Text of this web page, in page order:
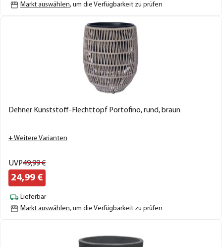
Markt auswählen, um die Verfügbarkeit zu prüfen
Dehner Kunststoff-Flechttopf Portofino, rund, braun
+ Weitere Varianten
UVP49,99€
24,99 €
Lieferbar
Markt auswählen, um die Verfügbarkeit zu prüfen